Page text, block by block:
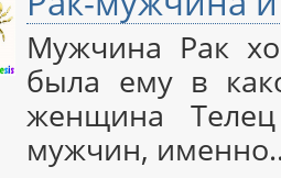
Мужчина Рак
была ему в
женщина
мужчин,